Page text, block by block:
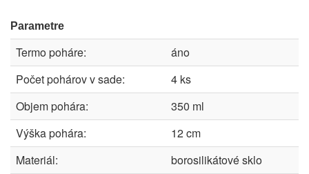
Parametre
Termo poháre:
áno
Počet pohárov v sade:
4 ks
Objem pohára:
350 ml
Výška pohára:
12 cm
Materiál:
borosilikátové sklo